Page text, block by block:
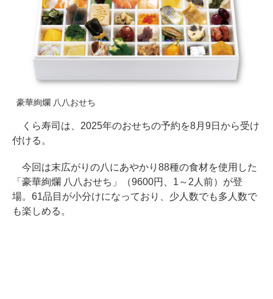
豪華絢爛 八八おせち
くら寿司は、2025年のおせちの予約を8月9日から受け
付ける。
今回は末広がりの八にあやかり88種の食材を使用した
「豪華絢爛 八八おせち」（9600円、1～2人前）が登
場。61品目が小分けになっており、少人数でも多人数で
も楽しめる。